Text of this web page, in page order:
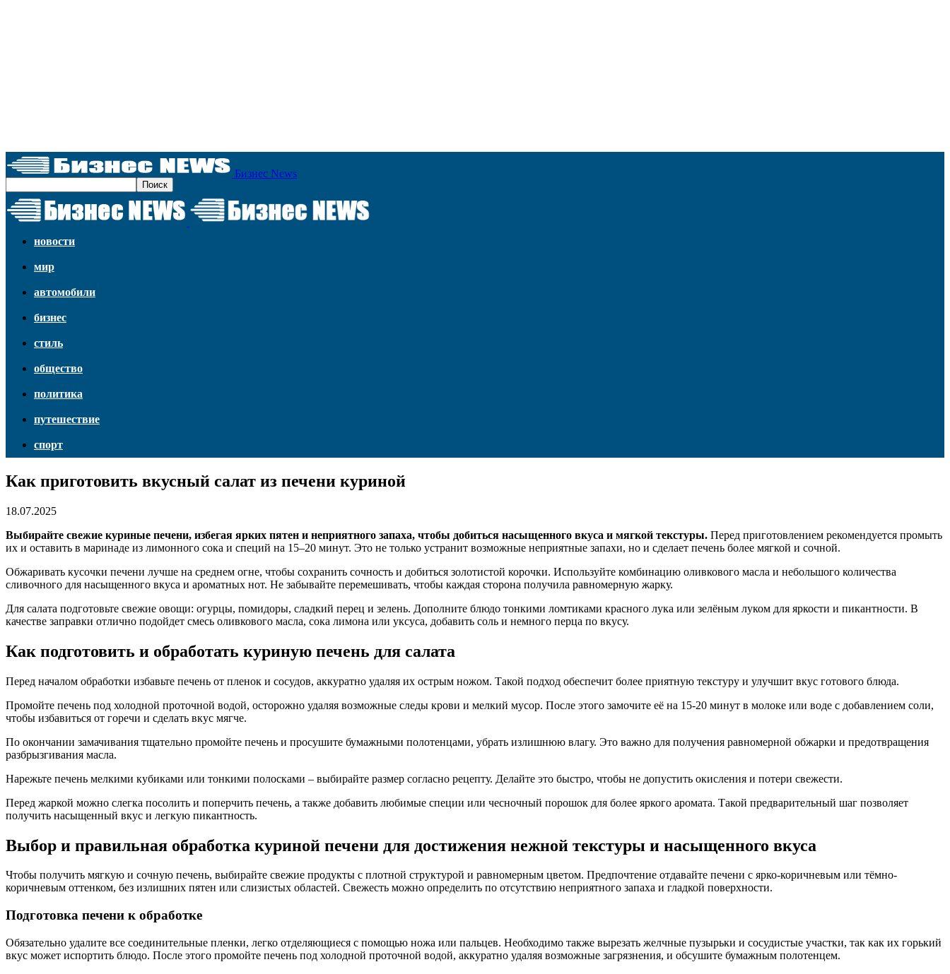
Бизнес News
новости
мир
автомобили
бизнес
стиль
общество
политика
путешествие
спорт
Как приготовить вкусный салат из печени куриной
18.07.2025
Выбирайте свежие куриные печени, избегая ярких пятен и неприятного запаха, чтобы добиться насыщенного вкуса и мягкой текстуры. Перед приготовлением рекомендуется промыть
их и оставить в маринаде из лимонного сока и специй на 15–20 минут. Это не только устранит возможные неприятные запахи, но и сделает печень более мягкой и сочной.
Обжаривать кусочки печени лучше на среднем огне, чтобы сохранить сочность и добиться золотистой корочки. Используйте комбинацию оливкового масла и небольшого количества
сливочного для насыщенного вкуса и ароматных нот. Не забывайте перемешивать, чтобы каждая сторона получила равномерную жарку.
Для салата подготовьте свежие овощи: огурцы, помидоры, сладкий перец и зелень. Дополните блюдо тонкими ломтиками красного лука или зелёным луком для яркости и пикантности. В
качестве заправки отлично подойдет смесь оливкового масла, сока лимона или уксуса, добавить соль и немного перца по вкусу.
Как подготовить и обработать куриную печень для салата
Перед началом обработки избавьте печень от пленок и сосудов, аккуратно удаляя их острым ножом. Такой подход обеспечит более приятную текстуру и улучшит вкус готового блюда.
Промойте печень под холодной проточной водой, осторожно удаляя возможные следы крови и мелкий мусор. После этого замочите её на 15-20 минут в молоке или воде с добавлением соли,
чтобы избавиться от горечи и сделать вкус мягче.
По окончании замачивания тщательно промойте печень и просушите бумажными полотенцами, убрать излишнюю влагу. Это важно для получения равномерной обжарки и предотвращения
разбрызгивания масла.
Нарежьте печень мелкими кубиками или тонкими полосками – выбирайте размер согласно рецепту. Делайте это быстро, чтобы не допустить окисления и потери свежести.
Перед жаркой можно слегка посолить и поперчить печень, а также добавить любимые специи или чесночный порошок для более яркого аромата. Такой предварительный шаг позволяет
получить насыщенный вкус и легкую пикантность.
Выбор и правильная обработка куриной печени для достижения нежной текстуры и насыщенного вкуса
Чтобы получить мягкую и сочную печень, выбирайте свежие продукты с плотной структурой и равномерным цветом. Предпочтение отдавайте печени с ярко-коричневым или тёмно-
коричневым оттенком, без излишних пятен или слизистых областей. Свежесть можно определить по отсутствию неприятного запаха и гладкой поверхности.
Подготовка печени к обработке
Обязательно удалите все соединительные пленки, легко отделяющиеся с помощью ножа или пальцев. Необходимо также вырезать желчные пузырьки и сосудистые участки, так как их горький
вкус может испортить блюдо. После этого промойте печень под холодной проточной водой, аккуратно удаляя возможные загрязнения, и обсушите бумажным полотенцем.